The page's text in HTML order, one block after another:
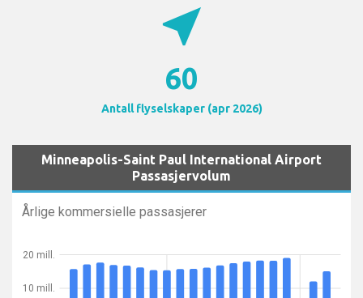
near_me
60
Antall flyselskaper (apr 2026)
Minneapolis-Saint Paul International Airport
Passasjervolum
Årlige kommersielle passasjerer
10 mill.
20 mill.